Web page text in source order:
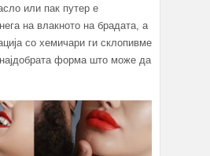
или пак путер е
на влакното на брадата, а
со хемичари ги склопивме
најдобрата форма што може да